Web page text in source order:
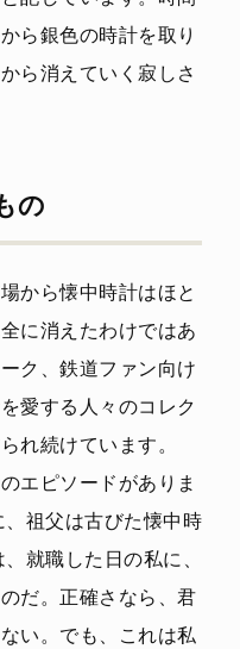
ら銀色の時計を取り
ら消えていく寂しさ
の
から懐中時計はほと
に消えたわけではあ
ク、鉄道ファン向け
愛する人々のコレク
れ続けています。
エピソードがありま
祖父は古びた懐中時
就職した日の私に、
だ。正確さなら、君
い。でも、これは私